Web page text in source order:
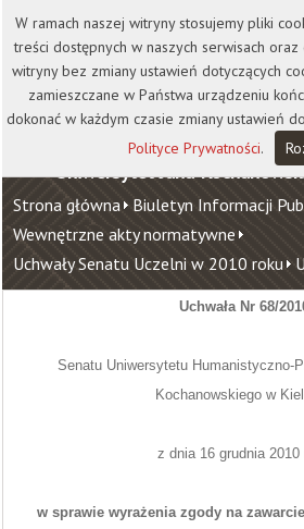
Kontakt Biblioteka
Wirtualna Uczelnia
Uniwersytet Jana
Strona główna Biuletyn Informacji
Wewnętrzne akty normatywne
Uchwały Senatu Uczelni w 2010 roku
Uchwała Nr 68/
Senatu Uniwersytetu Humanistyczno-
Kochanowskiego w
z dnia 16 grudnia 2010
w sprawie wyrażenia zgody na
W ramach naszej witryny stosujemy pliki
treści dostępnych w naszych serwisach
witryny bez zmiany ustawień dotyczących
zamieszczane w Państwa urządzeniu
dokonać w każdym czasie zmiany ustawień
Polityce Prywatności.